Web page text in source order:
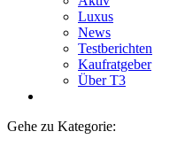
Luxus
News
Testberichten
Kaufratgeber
Über T3
Gehe zu Kategorie: